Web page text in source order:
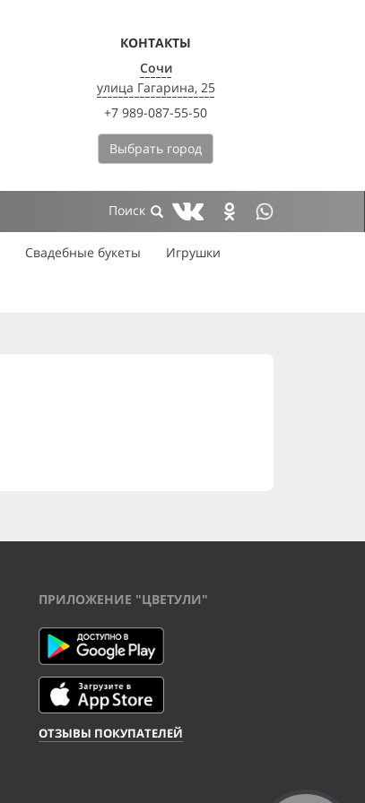
КОНТАКТЫ
Сочи
улица Гагарина, 25
+7 989-087-55-50
Выбрать город
Свадебные букеты Игрушки
ПРИЛОЖЕНИЕ "ЦВЕТУЛИ"
ОТЗЫВЫ ПОКУПАТЕЛЕЙ